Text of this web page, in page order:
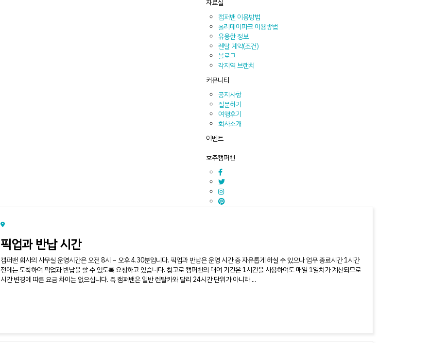
자료실
캠퍼밴 이용방법
홀리데이파크 이용방법
유용한 정보
렌탈 계약(조건)
블로그
각지역 브랜치
커뮤니티
공지사항
질문하기
여행후기
회사소개
이벤트
호주캠퍼밴
픽업과 반납 시간
캠퍼밴 회사의 사무실 운영시간은 오전 8시 – 오후 4.30분입니다. 픽업과 반납은 운영 시간 중 자유롭게 하실 수 있으나 업무 종료시간 1시간
전에는 도착하여 픽업과 반납을 할 수 있도록 요청하고 있습니다. 참고로 캠퍼밴의 대여 기간은 1시간을 사용하여도 매일 1일치가 계산되므로
시간 변경에 따른 요금 차이는 없으십니다. 즉 캠퍼밴은 일반 렌탈카와 달리 24시간 단위가 아니라 ...